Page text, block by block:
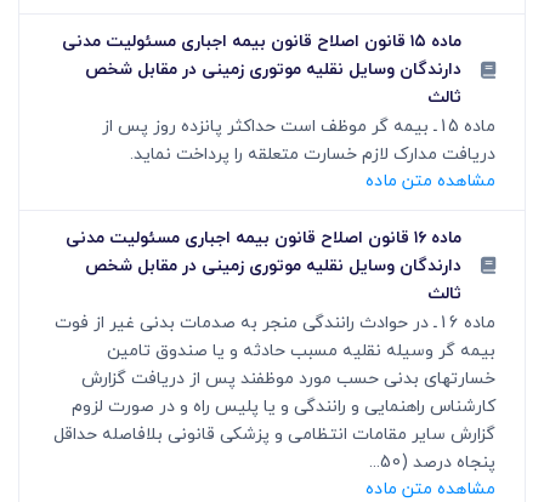
ماده ۱۵ قانون اصلاح قانون بیمه اجباری مسئولیت مدنی
دارندگان وسایل نقلیه موتوری زمینی در مقابل شخص
ثالث
ماده 15ـ بیمه گر موظف است حداکثر پانزده روز پس از
دریافت مدارک لازم خسارت متعلقه را پرداخت نماید.
مشاهده متن ماده
ماده ۱۶ قانون اصلاح قانون بیمه اجباری مسئولیت مدنی
دارندگان وسایل نقلیه موتوری زمینی در مقابل شخص
ثالث
ماده 16ـ در حوادث رانندگی منجر به صدمات بدنی غیر از فوت
بیمه گر وسیله نقلیه مسبب حادثه و یا صندوق تامین
خسارتهای بدنی حسب مورد موظفند پس از دریافت گزارش
کارشناس راهنمایی و رانندگی و یا پلیس راه و در صورت لزوم
گزارش سایر مقامات انتظامی و پزشکی قانونی بلافاصله حداقل
پنجاه درصد (50...
مشاهده متن ماده